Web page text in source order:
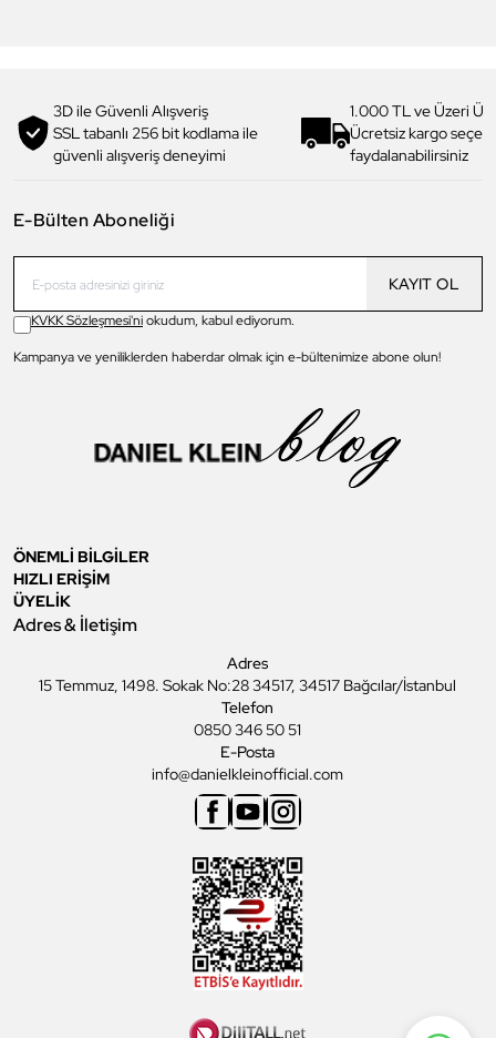
3D ile Güvenli Alışveriş
SSL tabanlı 256 bit kodlama ile
güvenli alışveriş deneyimi
1.000 TL ve Üzeri
Ücretsiz kargo
faydalanabilirsiniz
E-Bülten Aboneliği
KAYIT OL
KVKK Sözleşmesi'niokudum, kabul ediyorum.
Kampanya ve yeniliklerden haberdar olmak için e-bültenimize abone olun!
ÖNEMLİ BİLGİLER
HIZLI ERİŞİM
ÜYELİK
Adres & İletişim
Adres
15 Temmuz, 1498. Sokak No:28 34517, 34517 Bağcılar/İstanbul
Telefon
0850 346 50 51
E-Posta
info@danielkleinofficial.com
Facebook
YoutubeInstagram